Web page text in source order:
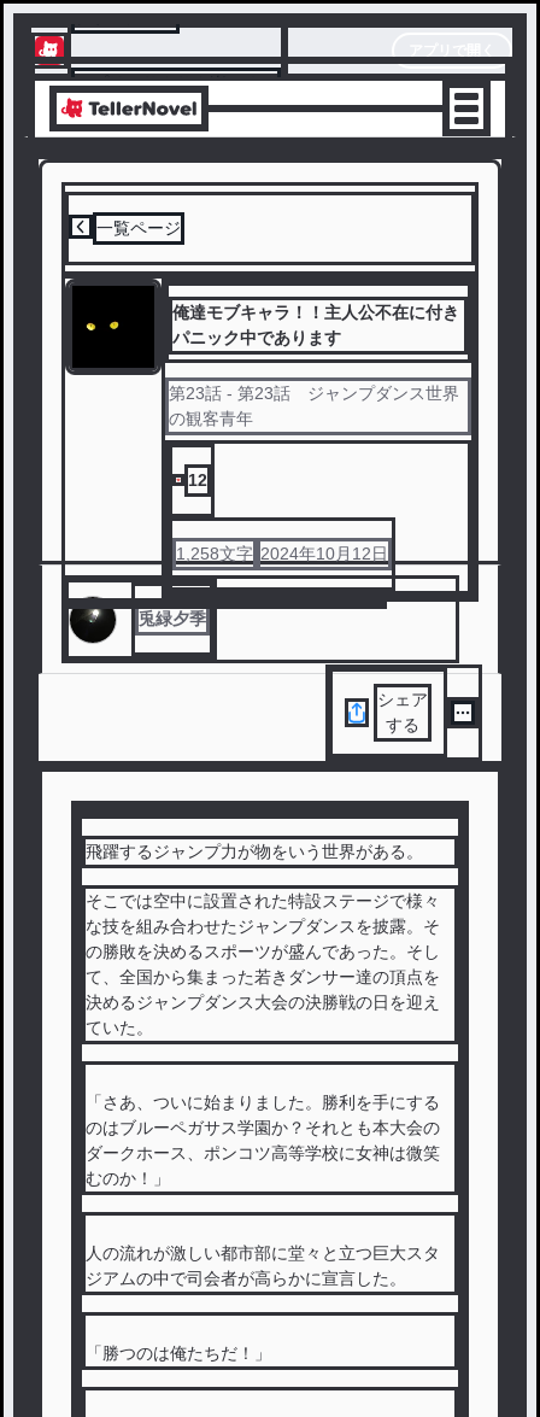
テラーノベル
アプリでサクサク楽しめる
一覧ページ
俺達モブキャラ！！主人公不在に付き
パニック中であります
第23話 - 第23話 ジャンプダンス世界
の観客青年
12
1,258文字 2024年10月12日
#ファンタジー #異世界 #モブキャラ #ギャグ
兎緑夕季
シェア
する
飛躍するジャンプ力が物をいう世界がある。
そこでは空中に設置された特設ステージで様々
な技を組み合わせたジャンプダンスを披露。そ
の勝敗を決めるスポーツが盛んであった。そし
て、全国から集まった若きダンサー達の頂点を
決めるジャンプダンス大会の決勝戦の日を迎え
ていた。
「さあ、ついに始まりました。勝利を手にする
のはブルーペガサス学園か？それとも本大会の
ダークホース、ポンコツ高等学校に女神は微笑
むのか！」
人の流れが激しい都市部に堂々と立つ巨大スタ
ジアムの中で司会者が高らかに宣言した。
「勝つのは俺たちだ！」